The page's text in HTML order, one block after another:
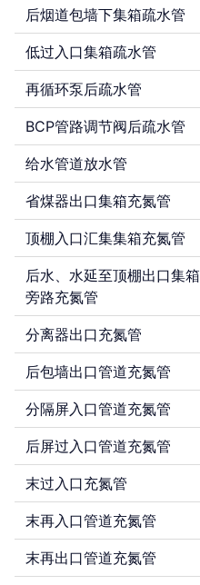
后烟道包墙下集箱疏水管
低过入口集箱疏水管
再循环泵后疏水管
BCP管路调节阀后疏水管
给水管道放水管
省煤器出口集箱充氮管
顶棚入口汇集集箱充氮管
后水、水延至顶棚出口集箱
旁路充氮管
分离器出口充氮管
后包墙出口管道充氮管
分隔屏入口管道充氮管
后屏过入口管道充氮管
末过入口充氮管
末再入口管道充氮管
末再出口管道充氮管